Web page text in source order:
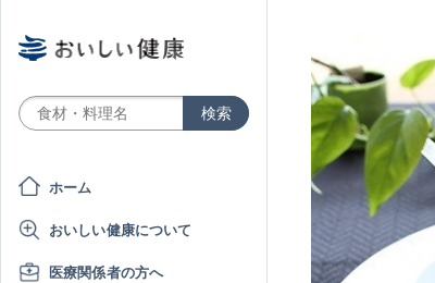
ホーム
おいしい健康について
医療関係者の方へ